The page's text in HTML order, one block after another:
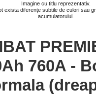
Imagine cu titlu reprezentativ.
exista diferențe subtile de culori sau
acumulatorului.
760A -